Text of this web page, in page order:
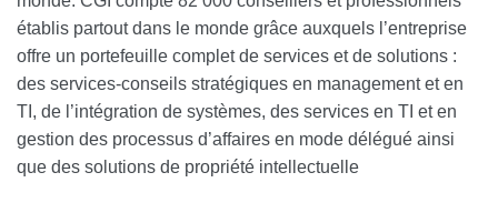
établis partout dans le monde grâce auxquels l’entreprise
offre un portefeuille complet de services et de solutions :
des services-conseils stratégiques en management et en
TI, de l’intégration de systèmes, des services en TI et en
gestion des processus d’affaires en mode délégué ainsi
que des solutions de propriété intellectuelle